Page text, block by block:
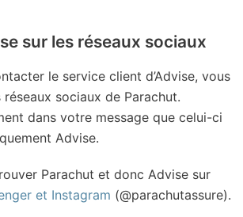
sur les réseaux sociaux
le service client d’Advise, vous
sociaux de Parachut.
dans votre message que celui-ci
Advise.
Parachut et donc Advise sur
et Instagram (@parachutassure).